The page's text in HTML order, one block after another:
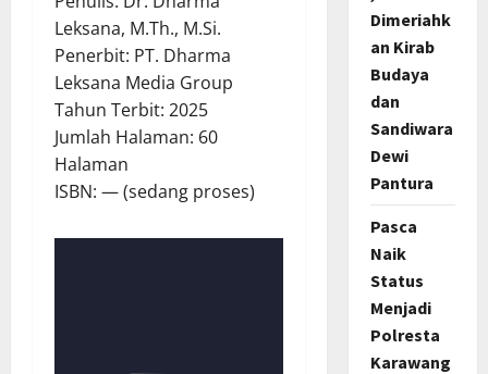
Leksana, M.Th., M.Si.
Penerbit: PT. Dharma
Leksana Media Group
Tahun Terbit: 2025
Jumlah Halaman: 60
Halaman
ISBN: — (sedang proses)
Dimeriahk
an Kirab
Budaya
dan
Sandiwara
Dewi
Pantura
Pasca
Naik
Status
Menjadi
Polresta
Karawang